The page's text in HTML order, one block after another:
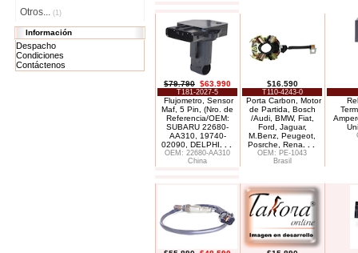
Otros... (1)
Información
Despacho
Condiciones
Contáctenos
$79.790 $63.990
T181-2027-5
Flujometro, Sensor
Maf, 5 Pin, (Nro. de
Referencia/OEM:
SUBARU 22680-
AA310, 19740-
02090, DELPHI
OEM: 22680-AA310
China
$16.590
T110-4243-0
Porta Carbon, Motor
de Partida, Bosch
/Audi, BMW, Fiat,
Ford, Jaguar,
M.Benz, Peugeot,
Posrche, Rena
OEM: PE-1043
Brasil